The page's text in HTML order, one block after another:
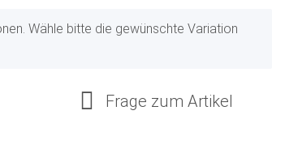
Wähle bitte die gewünschte Variation
Frage zum Artikel